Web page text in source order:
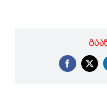
Facebook
X